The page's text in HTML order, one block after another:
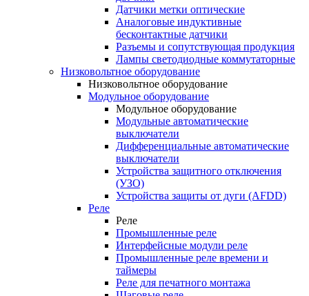
Датчики метки оптические
Аналоговые индуктивные
бесконтактные датчики
Разъемы и сопутствующая продукция
Лампы светодиодные коммутаторные
Низковольтное оборудование
Низковольтное оборудование
Модульное оборудование
Модульное оборудование
Модульные автоматические
выключатели
Дифференциальные автоматические
выключатели
Устройства защитного отключения
(УЗО)
Устройства защиты от дуги (AFDD)
Реле
Реле
Промышленные реле
Интерфейсные модули реле
Промышленные реле времени и
таймеры
Реле для печатного монтажа